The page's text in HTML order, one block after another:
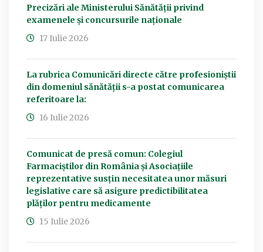
Precizări ale Ministerului Sănătății privind
examenele și concursurile naționale
17 Iulie 2026
La rubrica Comunicări directe către profesioniștii
din domeniul sănătății s-a postat comunicarea
referitoare la:
16 Iulie 2026
Comunicat de presă comun: Colegiul
Farmaciștilor din România și Asociațiile
reprezentative susțin necesitatea unor măsuri
legislative care să asigure predictibilitatea
plăților pentru medicamente
15 Iulie 2026